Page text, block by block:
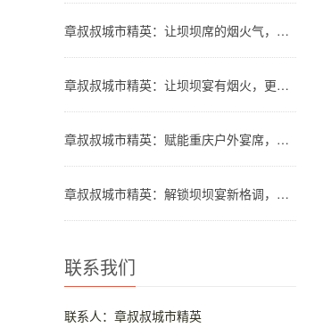
章叔叔城市精英：让坝坝席的烟火气，温暖都市人的团圆时刻
章叔叔城市精英：让坝坝宴有烟火，更有品质
章叔叔城市精英：赋能重庆户外宴席，让山水间的欢聚更有格调
章叔叔城市精英：解锁坝坝宴新格调，让烟火欢聚更省心
联系我们
联系人：章叔叔城市精英